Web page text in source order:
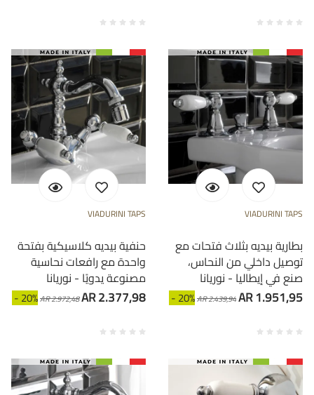
VIADURINI TAPS
حنفية بيديه كلاسيكية بفتحة
واحدة مع رافعات نحاسية
مصنوعة يدويًا - نوريانا
- 20%AR 2.972,48AR 2.377,98
VIADURINI TAPS
بطارية بيديه بثلاث فتحات مع
توصيل داخلي من النحاس،
صنع في إيطاليا - نوريانا
- 20%AR 2.439,94AR 1.951,95